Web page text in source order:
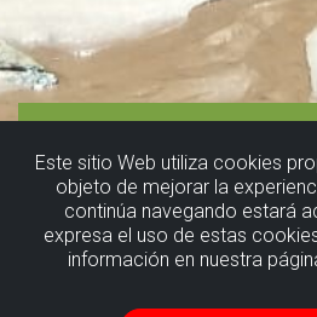
Este sitio Web utiliza cookies
objeto de mejorar la
continúa navegando estará
expresa el uso de estas
información en nuestra